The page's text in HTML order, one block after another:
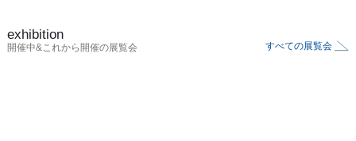
exhibition
開催中&これから開催の展覧会 すべての展覧会